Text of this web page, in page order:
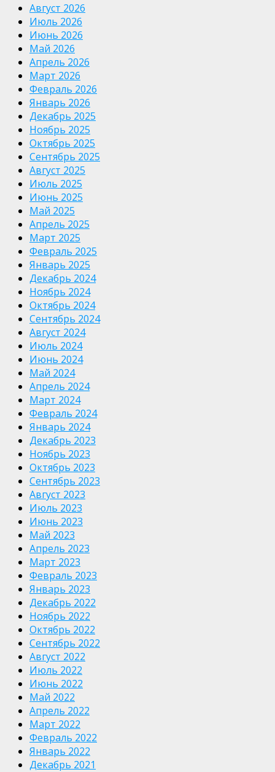
Август 2026
Июль 2026
Июнь 2026
Май 2026
Апрель 2026
Март 2026
Февраль 2026
Январь 2026
Декабрь 2025
Ноябрь 2025
Октябрь 2025
Сентябрь 2025
Август 2025
Июль 2025
Июнь 2025
Май 2025
Апрель 2025
Март 2025
Февраль 2025
Январь 2025
Декабрь 2024
Ноябрь 2024
Октябрь 2024
Сентябрь 2024
Август 2024
Июль 2024
Июнь 2024
Май 2024
Апрель 2024
Март 2024
Февраль 2024
Январь 2024
Декабрь 2023
Ноябрь 2023
Октябрь 2023
Сентябрь 2023
Август 2023
Июль 2023
Июнь 2023
Май 2023
Апрель 2023
Март 2023
Февраль 2023
Январь 2023
Декабрь 2022
Ноябрь 2022
Октябрь 2022
Сентябрь 2022
Август 2022
Июль 2022
Июнь 2022
Май 2022
Апрель 2022
Март 2022
Февраль 2022
Январь 2022
Декабрь 2021